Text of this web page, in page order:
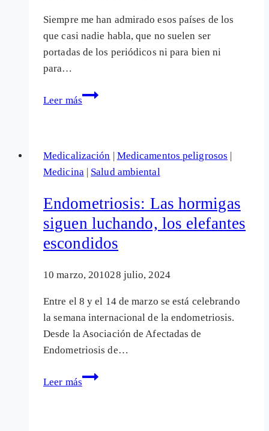
Siempre me han admirado esos países de los
que casi nadie habla, que no suelen ser
portadas de los periódicos ni para bien ni
para…
Leer más
Los
salen
en
periódicos
Medicalización Medicamentos peligrosos
Medicina| Salud ambiental
Endometriosis: Las hormigas
siguen luchando, los elefantes
escondidos
10 marzo, 201028 julio, 2024
Entre el 8 y el 14 de marzo se está celebrando
la semana internacional de la endometriosis.
Desde la Asociación de Afectadas de
Endometriosis de…
Leer más
Endometriosis: